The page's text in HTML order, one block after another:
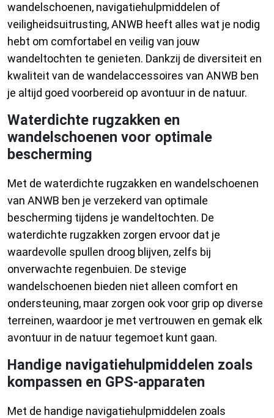
wandelschoenen, navigatiehulpmiddelen of
veiligheidsuitrusting, ANWB heeft alles wat je nodig
hebt om comfortabel en veilig van jouw
wandeltochten te genieten. Dankzij de diversiteit en
kwaliteit van de wandelaccessoires van ANWB ben
je altijd goed voorbereid op avontuur in de natuur.
Waterdichte rugzakken en
wandelschoenen voor optimale
bescherming
Met de waterdichte rugzakken en wandelschoenen
van ANWB ben je verzekerd van optimale
bescherming tijdens je wandeltochten. De
waterdichte rugzakken zorgen ervoor dat je
waardevolle spullen droog blijven, zelfs bij
onverwachte regenbuien. De stevige
wandelschoenen bieden niet alleen comfort en
ondersteuning, maar zorgen ook voor grip op diverse
terreinen, waardoor je met vertrouwen en gemak elk
avontuur in de natuur tegemoet kunt gaan.
Handige navigatiehulpmiddelen zoals
kompassen en GPS-apparaten
Met de handige navigatiehulpmiddelen zoals